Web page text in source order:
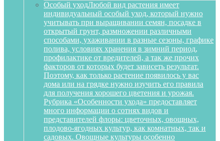
Особый уходЛюбой вид растения имеет
индивидуальный особый уход, который нужно
учитывать при выращивании семян, посадке в
открытый грунт, размножении различными
способами, ухаживании в разные сезоны, графике
полива, условиях хранения в зимний период,
профилактике от вредителей, а так же прочих
факторов от которых будет зависеть результат.
Поэтому, как только растение появилось у вас
дома или на грядке нужно изучить его правила
для получения хорошего цветения и урожая.
Рубрика «Особенности ухода» предоставляет
много информации о сотнях видов и
представителей флоры: цветочных, овощных,
плодово-ягодных культур, как комнатных, так и
садовых. Овощные культуры особенно